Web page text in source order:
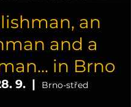
an
and a
in Brno
9.
  |
Brno-střed